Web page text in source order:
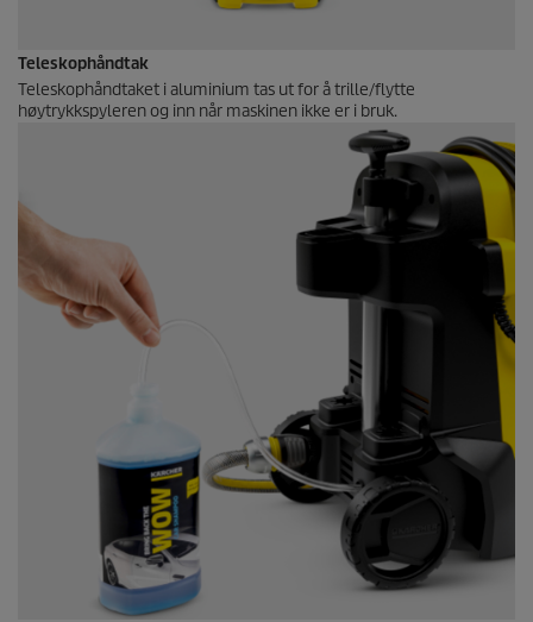
Teleskophåndtak
Teleskophåndtaket i aluminium tas ut for å trille/flytte
høytrykkspyleren og inn når maskinen ikke er i bruk.